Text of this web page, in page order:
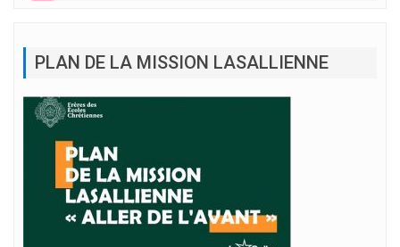
PLAN DE LA MISSION LASALLIENNE